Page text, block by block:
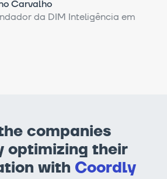
Carvalho
da DIM Inteligência em
companies
optimizing their
with Coordly